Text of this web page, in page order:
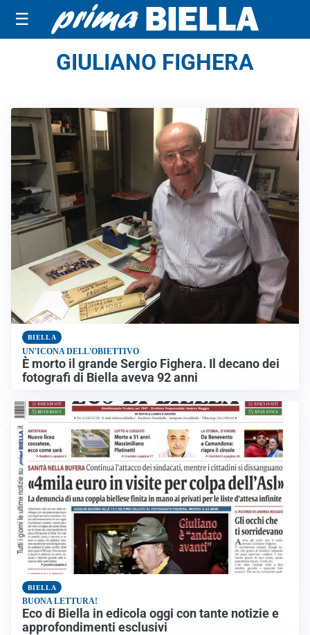
☰
GIULIANO FIGHERA
BIELLA
UN'ICONA DELL'OBIETTIVO
È morto il grande Sergio Fighera. Il decano dei
fotografi di Biella aveva 92 anni
BIELLA
BUONA LETTURA!
Eco di Biella in edicola oggi con tante notizie e
approfondimenti esclusivi